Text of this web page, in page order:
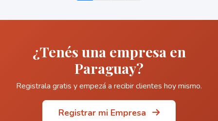
¿Tenés una empresa en
Paraguay?
Registrala gratis y empezá a recibir clientes hoy mismo.
Registrar mi Empresa